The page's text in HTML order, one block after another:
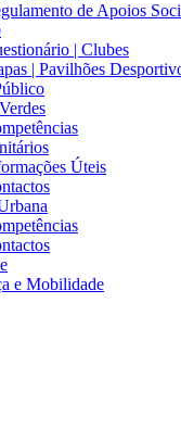
de Apoios
| Clubes
| Pavilhões
Úteis
e Mobilidade